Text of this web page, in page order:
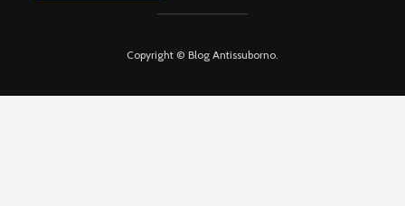
Copyright © Blog Antissuborno.